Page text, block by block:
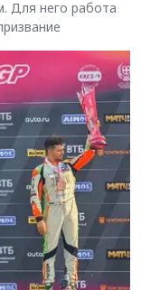
Для него работа